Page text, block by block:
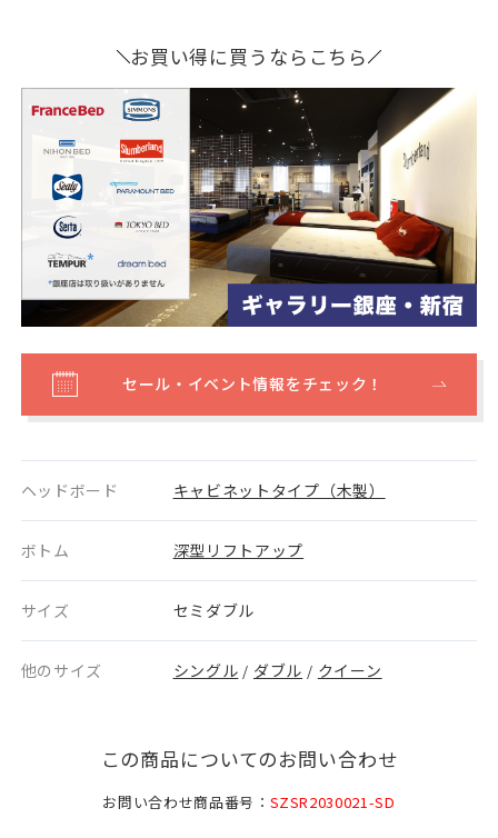
お買い得に買うならこちら
セール・イベント情報をチェック！
ヘッドボード キャビネットタイプ（木製）
ボトム 深型リフトアップ
サイズ セミダブル
他のサイズ シングル / ダブル / クイーン
この商品についてのお問い合わせ
お問い合わせ商品番号： SZSR2030021-SD